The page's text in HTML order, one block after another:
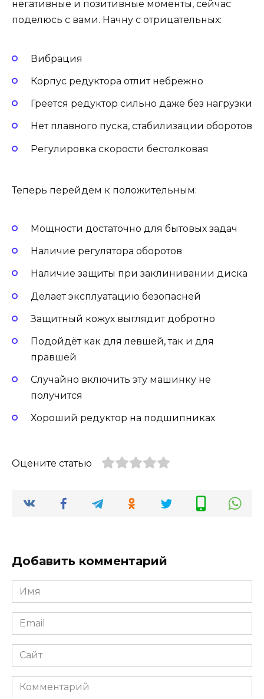
негативные и позитивные моменты, сейчас
поделюсь с вами. Начну с отрицательных:
Вибрация
Корпус редуктора отлит небрежно
Греется редуктор сильно даже без нагрузки
Нет плавного пуска, стабилизации оборотов
Регулировка скорости бестолковая
Теперь перейдем к положительным:
Мощности достаточно для бытовых задач
Наличие регулятора оборотов
Наличие защиты при заклинивании диска
Делает эксплуатацию безопасней
Защитный кожух выглядит добротно
Подойдёт как для левшей, так и для
правшей
Случайно включить эту машинку не
получится
Хороший редуктор на подшипниках
Оцените статью
Добавить комментарий
Имя
Email
Сайт
Комментарий